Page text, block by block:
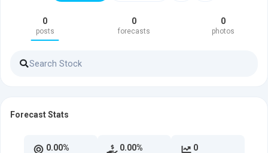
0
posts
0
forecasts
0
photos
Forecast Stats
0.00% 0.00% 0